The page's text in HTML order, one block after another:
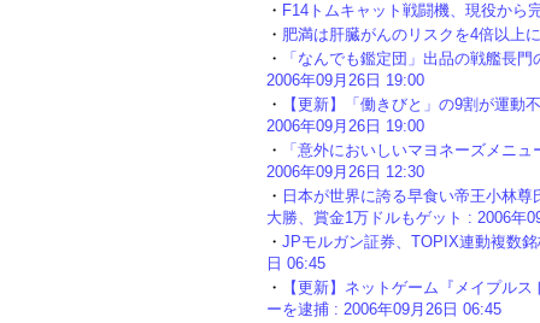
・ F14トムキャット戦闘機、現役から
・ 肥満は肝臓がんのリスクを4倍以上
・
「なんでも鑑定団」出品の戦艦長
2006年09月26日 19:00
・
【更新】「働きびと」の9割が運動
2006年09月26日 19:00
・
「意外においしいマヨネーズメニ
2006年09月26日 12:30
・ 日本が世界に誇る早食い帝王小林
大勝、賞金1万ドルもゲット : 2006年
・ JPモルガン証券、TOPIX連動複数
日 06:45
・
【更新】ネットゲーム『メイプル
ーを逮捕 : 2006年09月26日 06:45